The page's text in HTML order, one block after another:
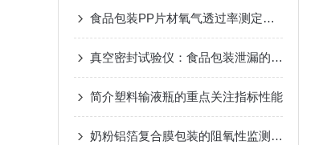
食品包装PP片材氧气透过率测定仪简介|工作原理|特点|应用
真空密封试验仪：食品包装泄漏的“隐形猎手”
简介塑料输液瓶的重点关注指标性能
奶粉铝箔复合膜包装的阻氧性监测及解决方案